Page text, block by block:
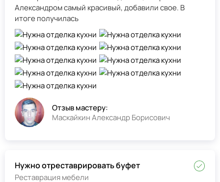
Александром самый красивый, добавили свое. В
итоге получилась
Отзыв мастеру:
Маскайкин Александр Борисович
Нужно отреставрировать буфет
Реставрация мебели